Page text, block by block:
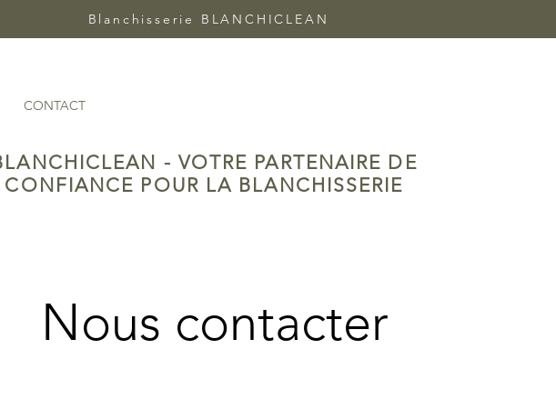
Blanchisserie BLANCHICLEAN
CONTACT
- VOTRE PARTENAIRE DE
CONFIANCE POUR LA BLANCHISSERIE
Nous contacter